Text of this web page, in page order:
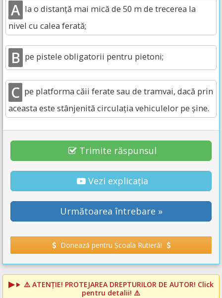
A la o distanță mai mică de 50 m de trecerea la
nivel cu calea ferată;
B pe pistele obligatorii pentru pietoni;
C pe platforma căii ferate sau de tramvai, dacă prin
aceasta este stânjenită circulația vehiculelor pe șine.
Trimite răspunsul
Vezi explicația
Următoarea întrebare »
Donează pentru Școala Rutieră!
⚠️ ATENȚIE! PROTEJAREA DREPTURILOR DE AUTOR! Click
pentru detalii! ⚠️